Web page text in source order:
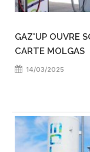
GAZ'UP OUVRE
CARTE MOLGAS
14/03/2025